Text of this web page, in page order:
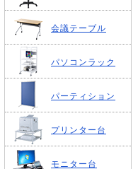
会議テーブル
パソコンラック
パーティション
プリンター台
モニター台